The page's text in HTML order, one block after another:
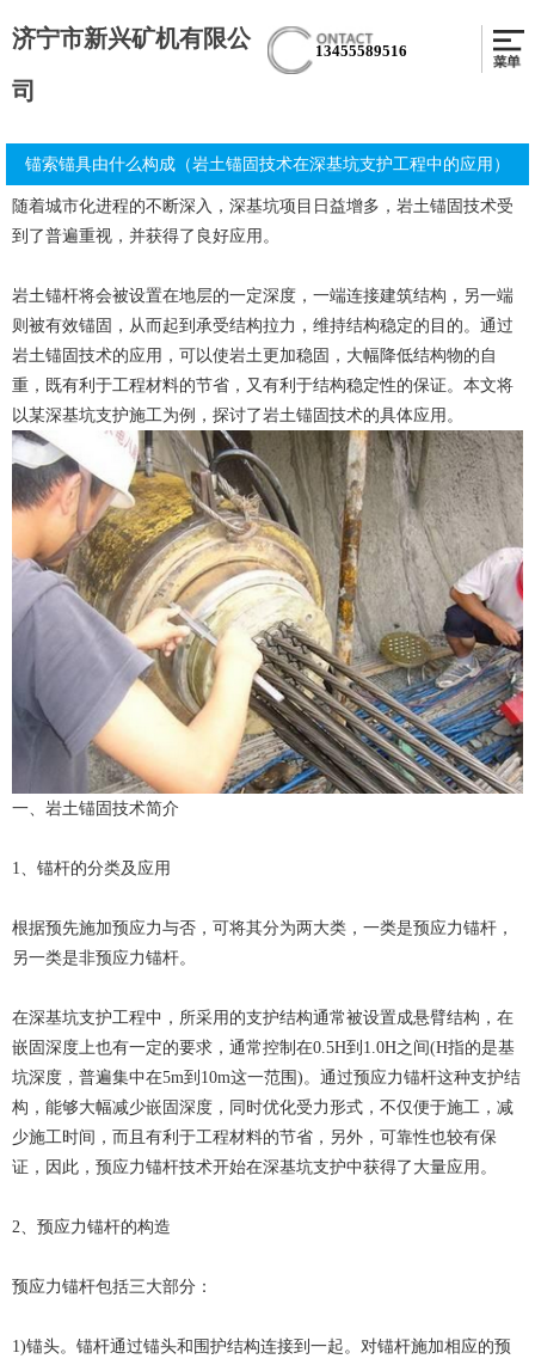
济宁市新兴矿机有限公
司
13455589516
锚索锚具由什么构成（岩土锚固技术在深基坑支护工程中的应用）
随着城市化进程的不断深入，深基坑项目日益增多，岩土锚固技术受
到了普遍重视，并获得了良好应用。
岩土锚杆将会被设置在地层的一定深度，一端连接建筑结构，另一端
则被有效锚固，从而起到承受结构拉力，维持结构稳定的目的。通过
岩土锚固技术的应用，可以使岩土更加稳固，大幅降低结构物的自
重，既有利于工程材料的节省，又有利于结构稳定性的保证。本文将
以某深基坑支护施工为例，探讨了岩土锚固技术的具体应用。
一、岩土锚固技术简介
1、锚杆的分类及应用
根据预先施加预应力与否，可将其分为两大类，一类是预应力锚杆，
另一类是非预应力锚杆。
在深基坑支护工程中，所采用的支护结构通常被设置成悬臂结构，在
嵌固深度上也有一定的要求，通常控制在0.5H到1.0H之间(H指的是基
坑深度，普遍集中在5m到10m这一范围)。通过预应力锚杆这种支护结
构，能够大幅减少嵌固深度，同时优化受力形式，不仅便于施工，减
少施工时间，而且有利于工程材料的节省，另外，可靠性也较有保
证，因此，预应力锚杆技术开始在深基坑支护中获得了大量应用。
2、预应力锚杆的构造
预应力锚杆包括三大部分：
1)锚头。锚杆通过锚头和围护结构连接到一起。对锚杆施加相应的预